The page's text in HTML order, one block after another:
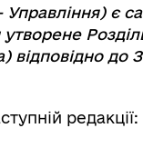
Управління) є
утворене
) відповідно до
редакції: